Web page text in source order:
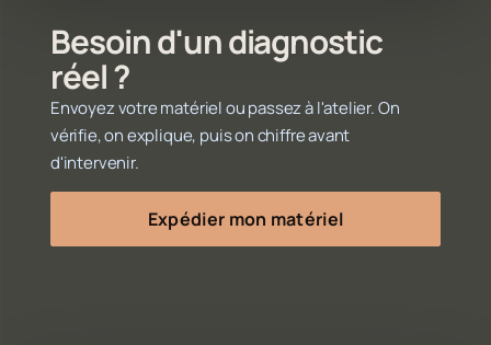
Besoin d'un diagnostic
réel ?
Envoyez votre matériel ou passez à l'atelier. On
vérifie, on explique, puis on chiffre avant
d'intervenir.
Expédier mon matériel